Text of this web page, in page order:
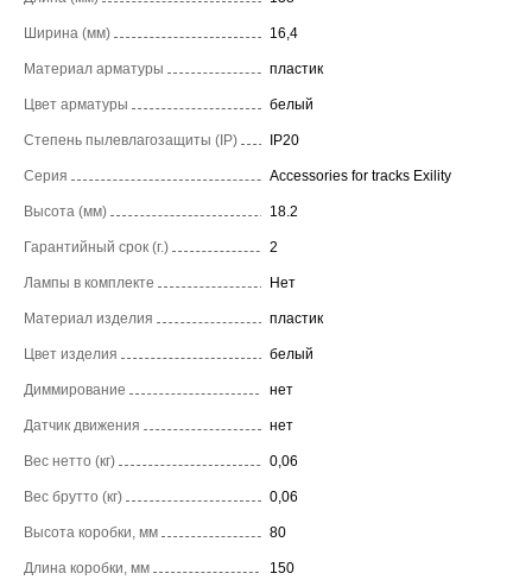
Ширина (мм) 16,4
Материал арматуры пластик
Цвет арматуры белый
Степень пылевлагозащиты (IP) IP20
Серия Accessories for tracks Exility
Высота (мм) 18.2
Гарантийный срок (г.) 2
Лампы в комплекте Нет
Материал изделия пластик
Цвет изделия белый
Диммирование нет
Датчик движения нет
Вес нетто (кг) 0,06
Вес брутто (кг) 0,06
Высота коробки, мм 80
Длина коробки, мм 150